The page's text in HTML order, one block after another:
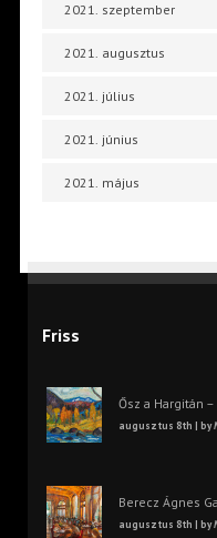
2021. szeptember
2021. augusztus
2021. július
2021. június
2021. május
Friss
Ősz a Hargitán
augusztus 8th | by
Berecz Ágnes
augusztus 8th | by